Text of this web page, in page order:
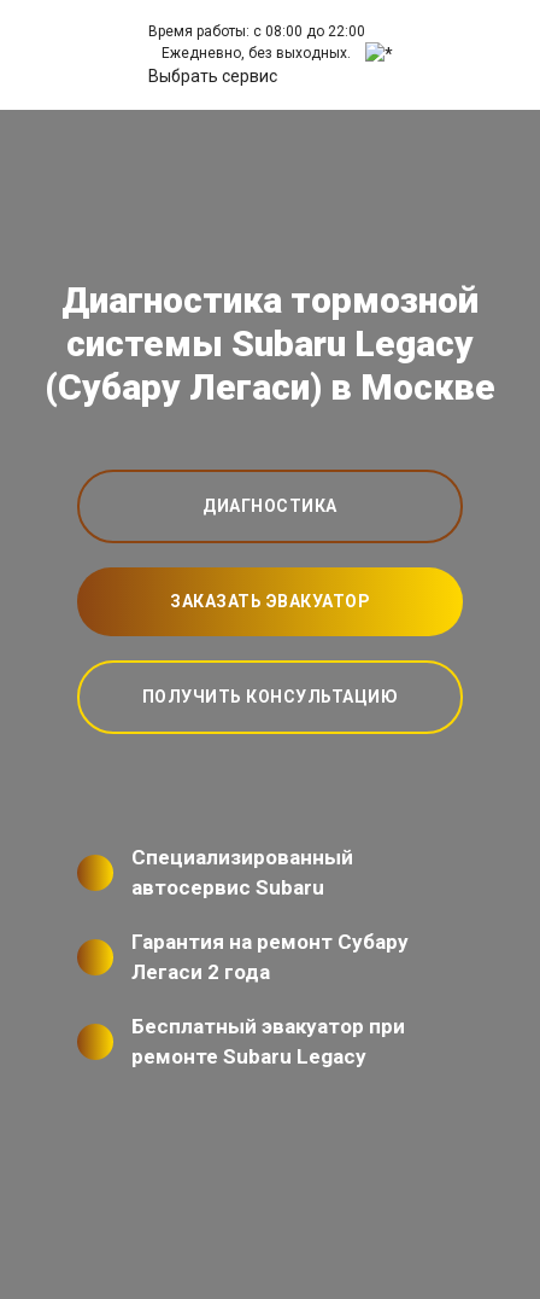
Время работы: с 08:00 до 22:00
Ежедневно, без выходных.
Выбрать сервис
Диагностика тормозной
системы Subaru Legacy
(Субару Легаси) в Москве
ДИАГНОСТИКА
ЗАКАЗАТЬ ЭВАКУАТОР
ПОЛУЧИТЬ КОНСУЛЬТАЦИЮ
Специализированный
автосервис Subaru
Гарантия на ремонт Субару
Легаси 2 года
Бесплатный эвакуатор при
ремонте Subaru Legacy